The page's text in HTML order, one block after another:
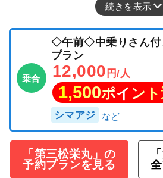
続きを表示
乗合
◇午前◇中乗りさん付
プラン
12,000 円/人
1,500ポイント
シマアジ
「第三松栄丸」の
予約プランを見る